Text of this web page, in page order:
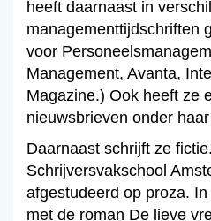
heeft daarnaast in
managementtijdschriften
voor
Management, Avanta,
Magazine.) Ook heeft ze
nieuwsbrieven onder
Daarnaast schrijft ze
Schrijversvakschool
afgestudeerd op proza.
met de roman De lieve